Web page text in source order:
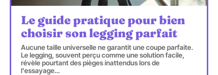
Le guide pratique pour bien
choisir son legging parfait
Aucune taille universelle ne garantit une coupe parfaite.
Le legging, souvent perçu comme une solution facile,
révèle pourtant des pièges inattendus lors de
l'essayage…